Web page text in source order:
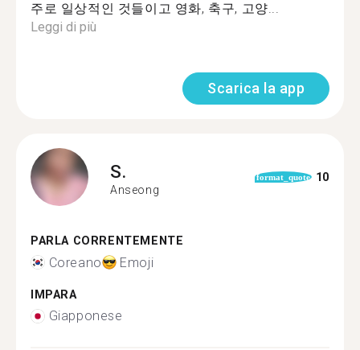
주로 일상적인 것들이고 영화, 축구, 고양...
Leggi di più
Scarica la app
S.
Anseong
format_quote 10
PARLA CORRENTEMENTE
Coreano Emoji
IMPARA
Giapponese